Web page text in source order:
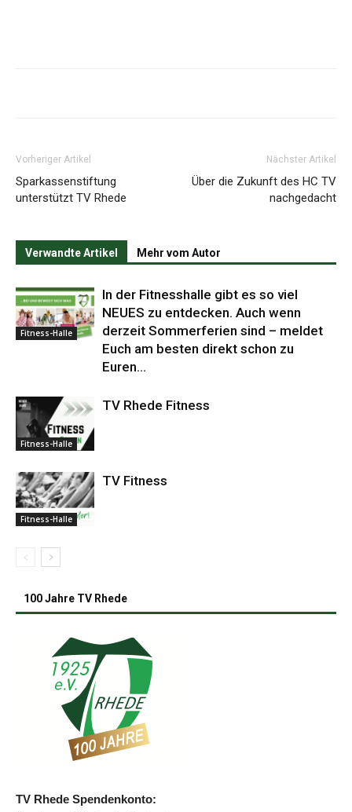
Vorheriger Artikel
Sparkassenstiftung
unterstützt TV Rhede
Nächster Artikel
Über die Zukunft des HC TV
nachgedacht
Verwandte Artikel Mehr vom Autor
Fitness-Halle
In der Fitnesshalle gibt es so viel
NEUES zu entdecken. Auch wenn
derzeit Sommerferien sind – meldet
Euch am besten direkt schon zu
Euren...
Fitness-Halle
TV Rhede Fitness
Fitness-Halle
TV Fitness
100 Jahre TV Rhede
TV Rhede Spendenkonto: